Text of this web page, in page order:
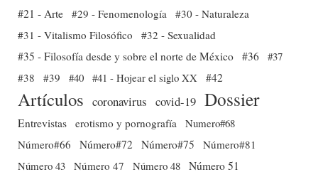
#21 - Arte #29 - Fenomenología
#30 - Naturaleza
#31 - Vitalismo Filosófico
#32 - Sexualidad
#35 - Filosofía desde y sobre el norte de México #36 #37
#38
#39 #40 #41 - Hojear el siglo XX #42
Artículos coronavirus covid-19 Dossier
Entrevistas erotismo y pornografía
Numero#68
Número#66
Número#72 Número#75
Número#81
Número 43 Número 47 Número 48 Número 51